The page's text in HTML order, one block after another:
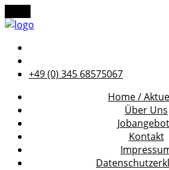
+49 (0) 345 68575067
Home /
Über Uns
Kontakt